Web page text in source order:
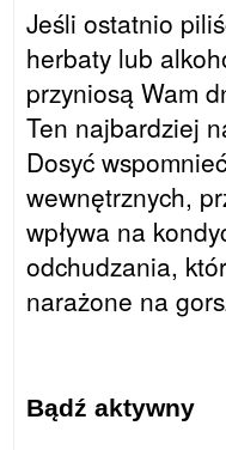
Jeśli ostatnio
herbaty lub
przyniosą Wam
Ten najbardziej
Dosyć
wewnętrznych,
wpływa na
odchudzania,
narażone na
Bądź aktywny